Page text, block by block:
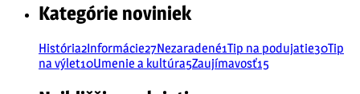
Kategórie noviniek
História2Informácie27Nezaradené1Tip na podujatie30Tip
na výlet10Umenie a kultúra5Zaujímavosť15